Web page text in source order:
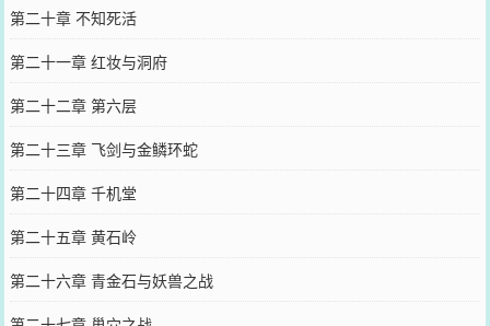
第二十章 不知死活
第二十一章 红妆与洞府
第二十二章 第六层
第二十三章 飞剑与金鳞环蛇
第二十四章 千机堂
第二十五章 黄石岭
第二十六章 青金石与妖兽之战